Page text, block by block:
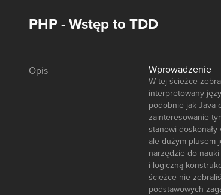
PHP - Wstęp to TDD
Opis Wprowadzenie
W tej ścieżce
interpretowany
podobnie jak Java
zainteresowanie
stanowi
ale dużym plusem
narzędzie do
i logiczną
ścieżce nie
podstawowych